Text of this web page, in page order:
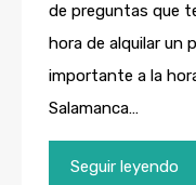
de preguntas que
hora de alquilar un
importante a la
Salamanca…
Seguir leyendo